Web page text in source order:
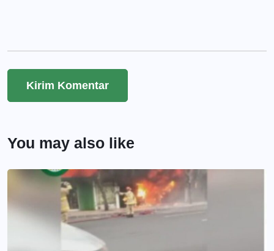
You may also like